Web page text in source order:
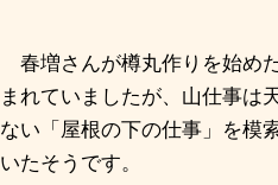
春増さんが樽丸作りを始め
まれていましたが、山仕事は
ない「屋根の下の仕事」を模
いたそうです。